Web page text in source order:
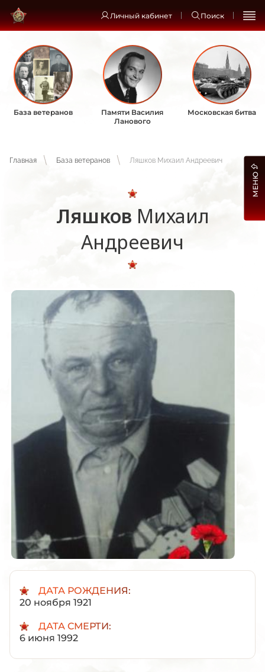
Личный кабинет Поиск
База ветеранов
Памяти Василия
Ланового
Московская битва
Главная База ветеранов Ляшков Михаил Андреевич
Ляшков Михаил
Андреевич
ДАТА РОЖДЕНИЯ:
20 ноября 1921
ДАТА СМЕРТИ:
6 июня 1992
МЕНЮ